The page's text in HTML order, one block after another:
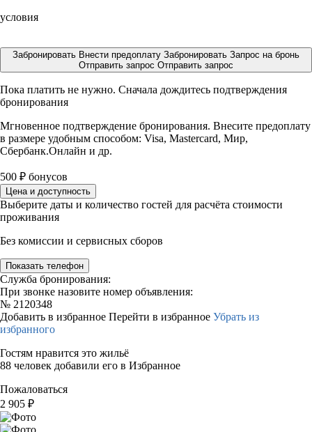
условия
Забронировать Внести предоплату Забронировать Запрос на бронь
Отправить запрос Отправить запрос
Пока платить не нужно. Сначала дождитесь подтверждения
бронирования
Мгновенное подтверждение бронирования. Внесите предоплату
в размере удобным способом: Visa, Mastercard, Мир,
Сбербанк.Онлайн и др.
500 ₽ бонусов
Цена и доступность
Выберите даты и количество гостей для расчёта стоимости
проживания
Без комиссии и сервисных сборов
Показать телефон
Служба бронирования:
При звонке назовите номер объявления:
№ 2120348
Добавить в избранное Перейти в избранное Убрать из
избранного
Гостям нравится это жильё
88 человек добавили его в Избранное
Пожаловаться
2 905 ₽